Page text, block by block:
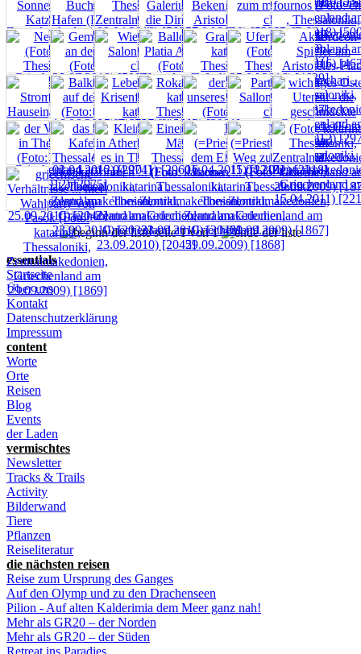
seite 1 von 1
essentials
Startseite
Über uns
Kontakt
Datenschutzerklärung
Impressum
content
Worte
Orte
Reisen
Blog
Events
der Laden
vermischtes
Newsletter
Tracks & Trails
Activity
Bilderwand
Tiere
Pflanzen
Reiseliteratur
die nächsten reisen
Reise zum Ursprung des Ganges
Auf den Olymp und zu den Drachenseen
Pilion - Auf alten Kalderimia dem Meer ganz nah!
Mehr als GR20 – der Norden
Mehr als GR20 – der Süden
Retreat ins Paradies